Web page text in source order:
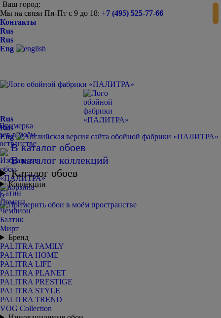
Ваш город:
Мы на связи Пн-Пт с 9 до 18: +7 (495) 525-77-66
Контакты
Rus
Rus
Eng
0
Rus
Rus
Eng
В каталог обоев
В каталог коллекций
Каталог обоев
Коллекции
Сатин
Домена
Чемпион
Балтик
Мирт
Бренд
PALITRA FAMILY
PALITRA HOME
PALITRA LIFE
PALITRA PLANET
PALITRA PRESTIGE
PALITRA STYLE
PALITRA TREND
VOG Collection
-